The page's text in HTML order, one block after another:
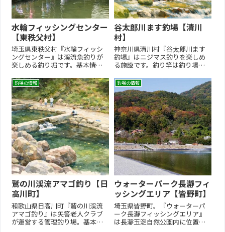
水輪フィッシングセンター
【東秩父村】
埼玉県東秩父村『水輪フィッシ
ングセンター』は渓流魚釣りが
楽しめる釣り堀です。基本情報
始休）【営業時間】10:00～
16:00（受付は15時迄）【定休
日 】水曜・木曜日休（公式HP
釣り場カレンダー推奨）【臨時
休業】悪天候時に休業の場合...
谷太郎川ます釣場【清川
村】
神奈川県清川村『谷太郎川ます
釣場』はニジマス釣りを楽しめ
る施設です。釣り竿は釣り場に
OKです！基本情報【営業期間】
通年営業【4月～9月】6:00～
17:00【10月-3月】7:00～
16:00【定休日 】期間内無休
【臨時休業】悪天候...
釣場の情報
鷲の川渓流アマゴ釣り【日
高川町】
和歌山県日高川町『鷲の川渓流
アマゴ釣り』は矢筈老人クラブ
が運営する管理釣り場。基本情
釣場の情報
ウォーターパーク長瀞フィ
ッシングエリア【皆野町】
埼玉県皆野町。『ウォーターパ
ーク長瀞フィッシングエリア』
は長瀞玉淀自然公園内に位置